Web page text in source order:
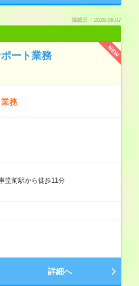
掲載日：2026.08.07
NEW
ート業務
務
堂前駅から徒歩11分
詳細へ